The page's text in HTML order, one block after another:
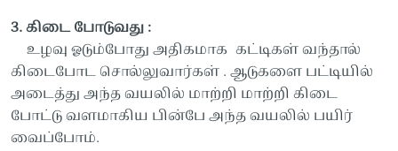
3. கிடை போடுவது :
உழவு ஓடும்போது அதிகமாக கட்டிகள் வந்தால்
கிடைபோட சொல்லுவார்கள் . ஆடுகளை பட்டியில்
அடைத்து அந்த வயலில் மாற்றி மாற்றி கிடை
போட்டு வளமாகிய பின்பே அந்த வயலில் பயிர்
வைப்போம்.